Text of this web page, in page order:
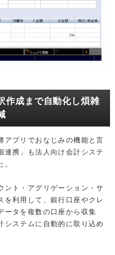
作成まで自動化し煩雑
アプリでおなじみの機能と言
連携」も法人向け会計システ
ント・アグリゲーション・サ
を利用して、銀行口座やクレ
ータを複数の口座から収集
システムに自動的に取り込め